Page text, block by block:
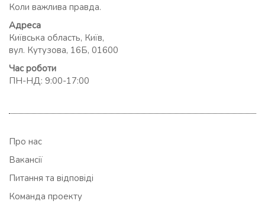
Коли важлива правда.
Адреса
Київська область, Київ,
вул. Кутузова, 16Б, 01600
Час роботи
ПН-НД: 9:00-17:00
Про нас
Вакансії
Питання та відповіді
Команда проекту